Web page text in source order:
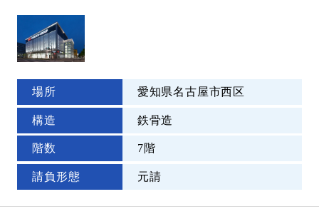
場所 愛知県名古屋市西区
構造 鉄骨造
階数 7階
請負形態 元請